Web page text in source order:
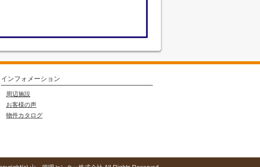
インフォメーション
周辺施設
お客様の声
物件カタログ